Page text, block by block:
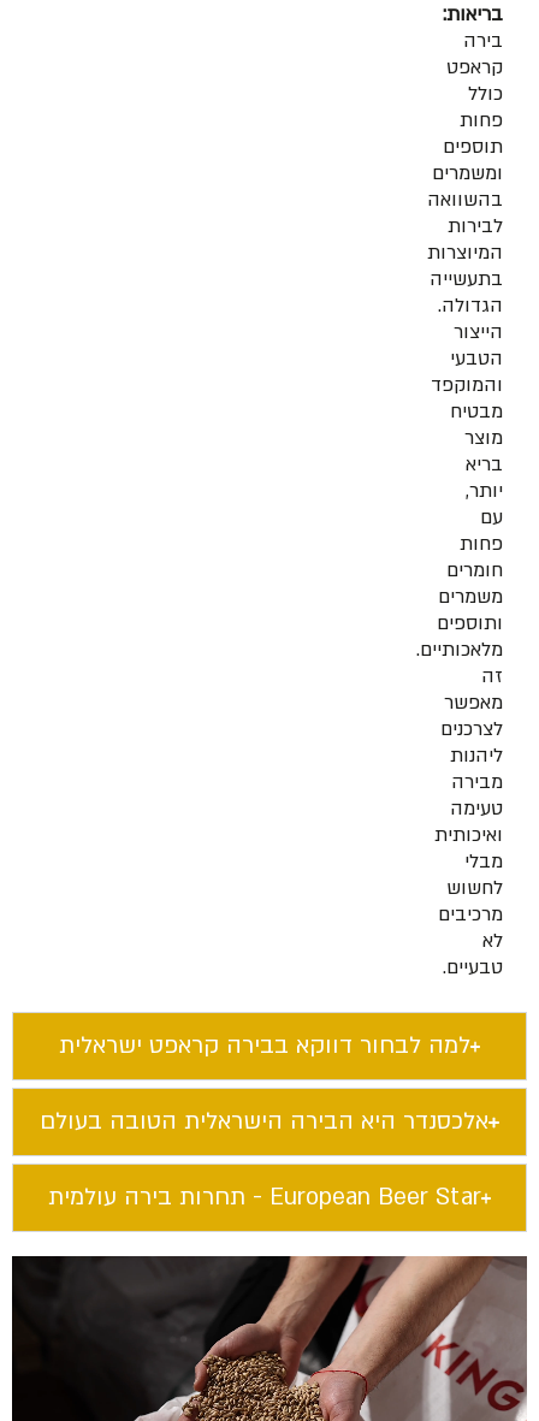
בריאות:
בירה
קראפט
כולל
פחות
תוספים
ומשמרים
בהשוואה
לבירות
המיוצרות
בתעשייה
הגדולה.
הייצור
הטבעי
והמוקפד
מבטיח
מוצר
בריא
יותר,
עם
פחות
חומרים
משמרים
ותוספים
מלאכותיים.
זה
מאפשר
לצרכנים
ליהנות
מבירה
טעימה
ואיכותית
מבלי
לחשוש
מרכיבים
לא
טבעיים.
למה לבחור דווקא בבירה קראפט ישראלית​
אלכסנדר היא הבירה הישראלית הטובה בעולם​
European Beer Star​ - תחרות בירה עולמית